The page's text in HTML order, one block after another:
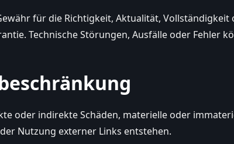
für die Richtigkeit, Aktualität,
Technische Störungen, Ausfälle oder Fehler
oder indirekte Schäden, materielle oder
Nutzung externer Links entstehen.